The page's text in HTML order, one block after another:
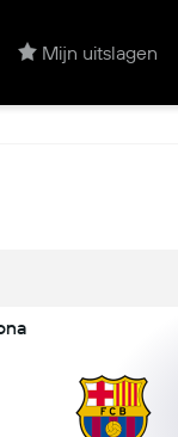
Mijn uitslagen